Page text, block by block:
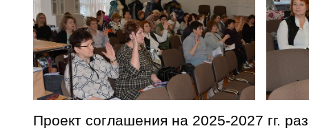
Проект соглашения на 2025-2027 гг.